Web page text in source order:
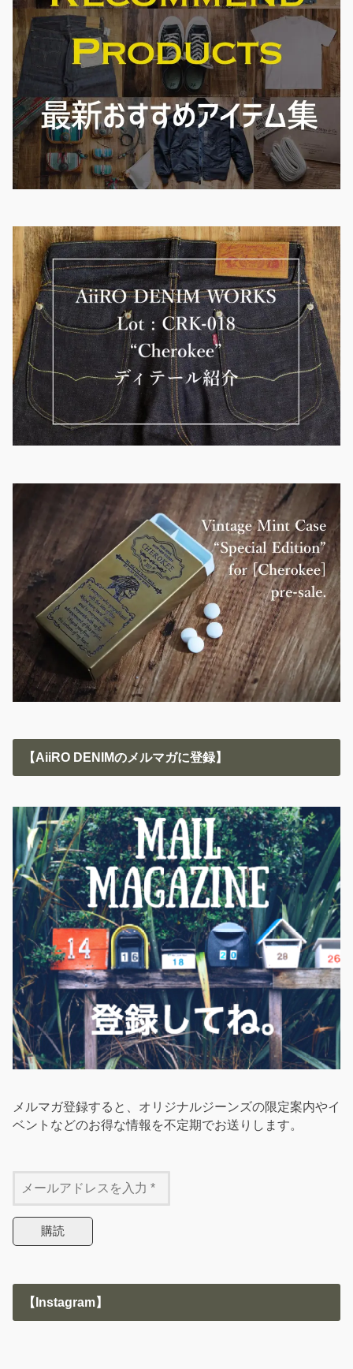
【AiiRO DENIMのメルマガに登録】
メルマガ登録すると、オリジナルジーンズの限定案内やイ
ベントなどのお得な情報を不定期でお送りします。
【Instagram】